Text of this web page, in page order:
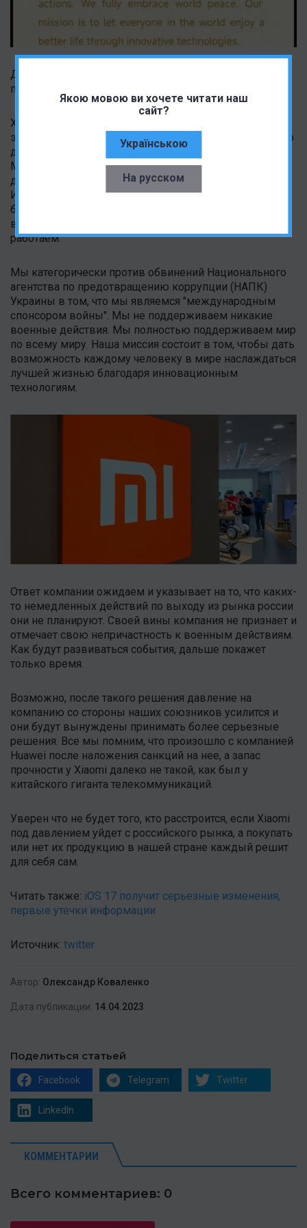
Якою мовою ви хочете читати наш
сайт?
Українською
На русском
Для тех, кто не владеет английским, мы пишем
перевод обращения:
Xiaomi – компания по производству бытовой
электроники, предлагающая продукты исключительно
для гражданского и коммерческого использования.
Мы считаем, что каждый потребитель имеет право на
доступ к средствам коммуникации и информации в
Интернете. У нас есть потребительские предприятия в
более чем 100 странах и регионах, и мы соблюдаем
все законы и правила во всех юрисдикциях, где мы
работаем.
Мы категорически против обвинений Национального
агентства по предотвращению коррупции (НАПК)
Украины в том, что мы являемся "международным
спонсором войны". Мы не поддерживаем никакие
военные действия. Мы полностью поддерживаем мир
по всему миру. Наша миссия состоит в том, чтобы дать
возможность каждому человеку в мире наслаждаться
лучшей жизнью благодаря инновационным
технологиям.
Ответ компании ожидаем и указывает на то, что каких-
то немедленных действий по выходу из рынка россии
они не планируют. Своей вины компания не признает и
отмечает свою непричастность к военным действиям.
Как будут развиваться события, дальше покажет
только время.
Возможно, после такого решения давление на
компанию со стороны наших союзников усилится и
они будут вынуждены принимать более серьезные
решения. Все мы помним, что произошло с компанией
Huawei после наложения санкций на нее, а запас
прочности у Xiaomi далеко не такой, как был у
китайского гиганта телекоммуникаций.
Уверен что не будет того, кто расстроится, если Xiaomi
под давлением уйдет с российского рынка, а покупать
или нет их продукцию в нашей стране каждый решит
для себя сам.
Читать также: iOS 17 получит серьезные изменения,
первые утечки информации
Источник: twitter
Автор: Олександр Коваленко
Дата публикации: 14.04.2023
Поделиться статьей
Facebook Telegram Twitter
LinkedIn
КОММЕНТАРИИ
Всего комментариев: 0